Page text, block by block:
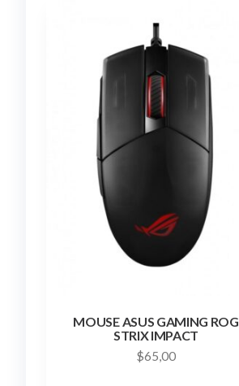
MOUSE ASUS GAMING ROG
STRIX IMPACT
$65,00